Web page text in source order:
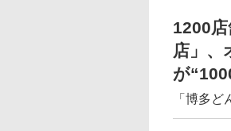
1200
店」、
が
「博多